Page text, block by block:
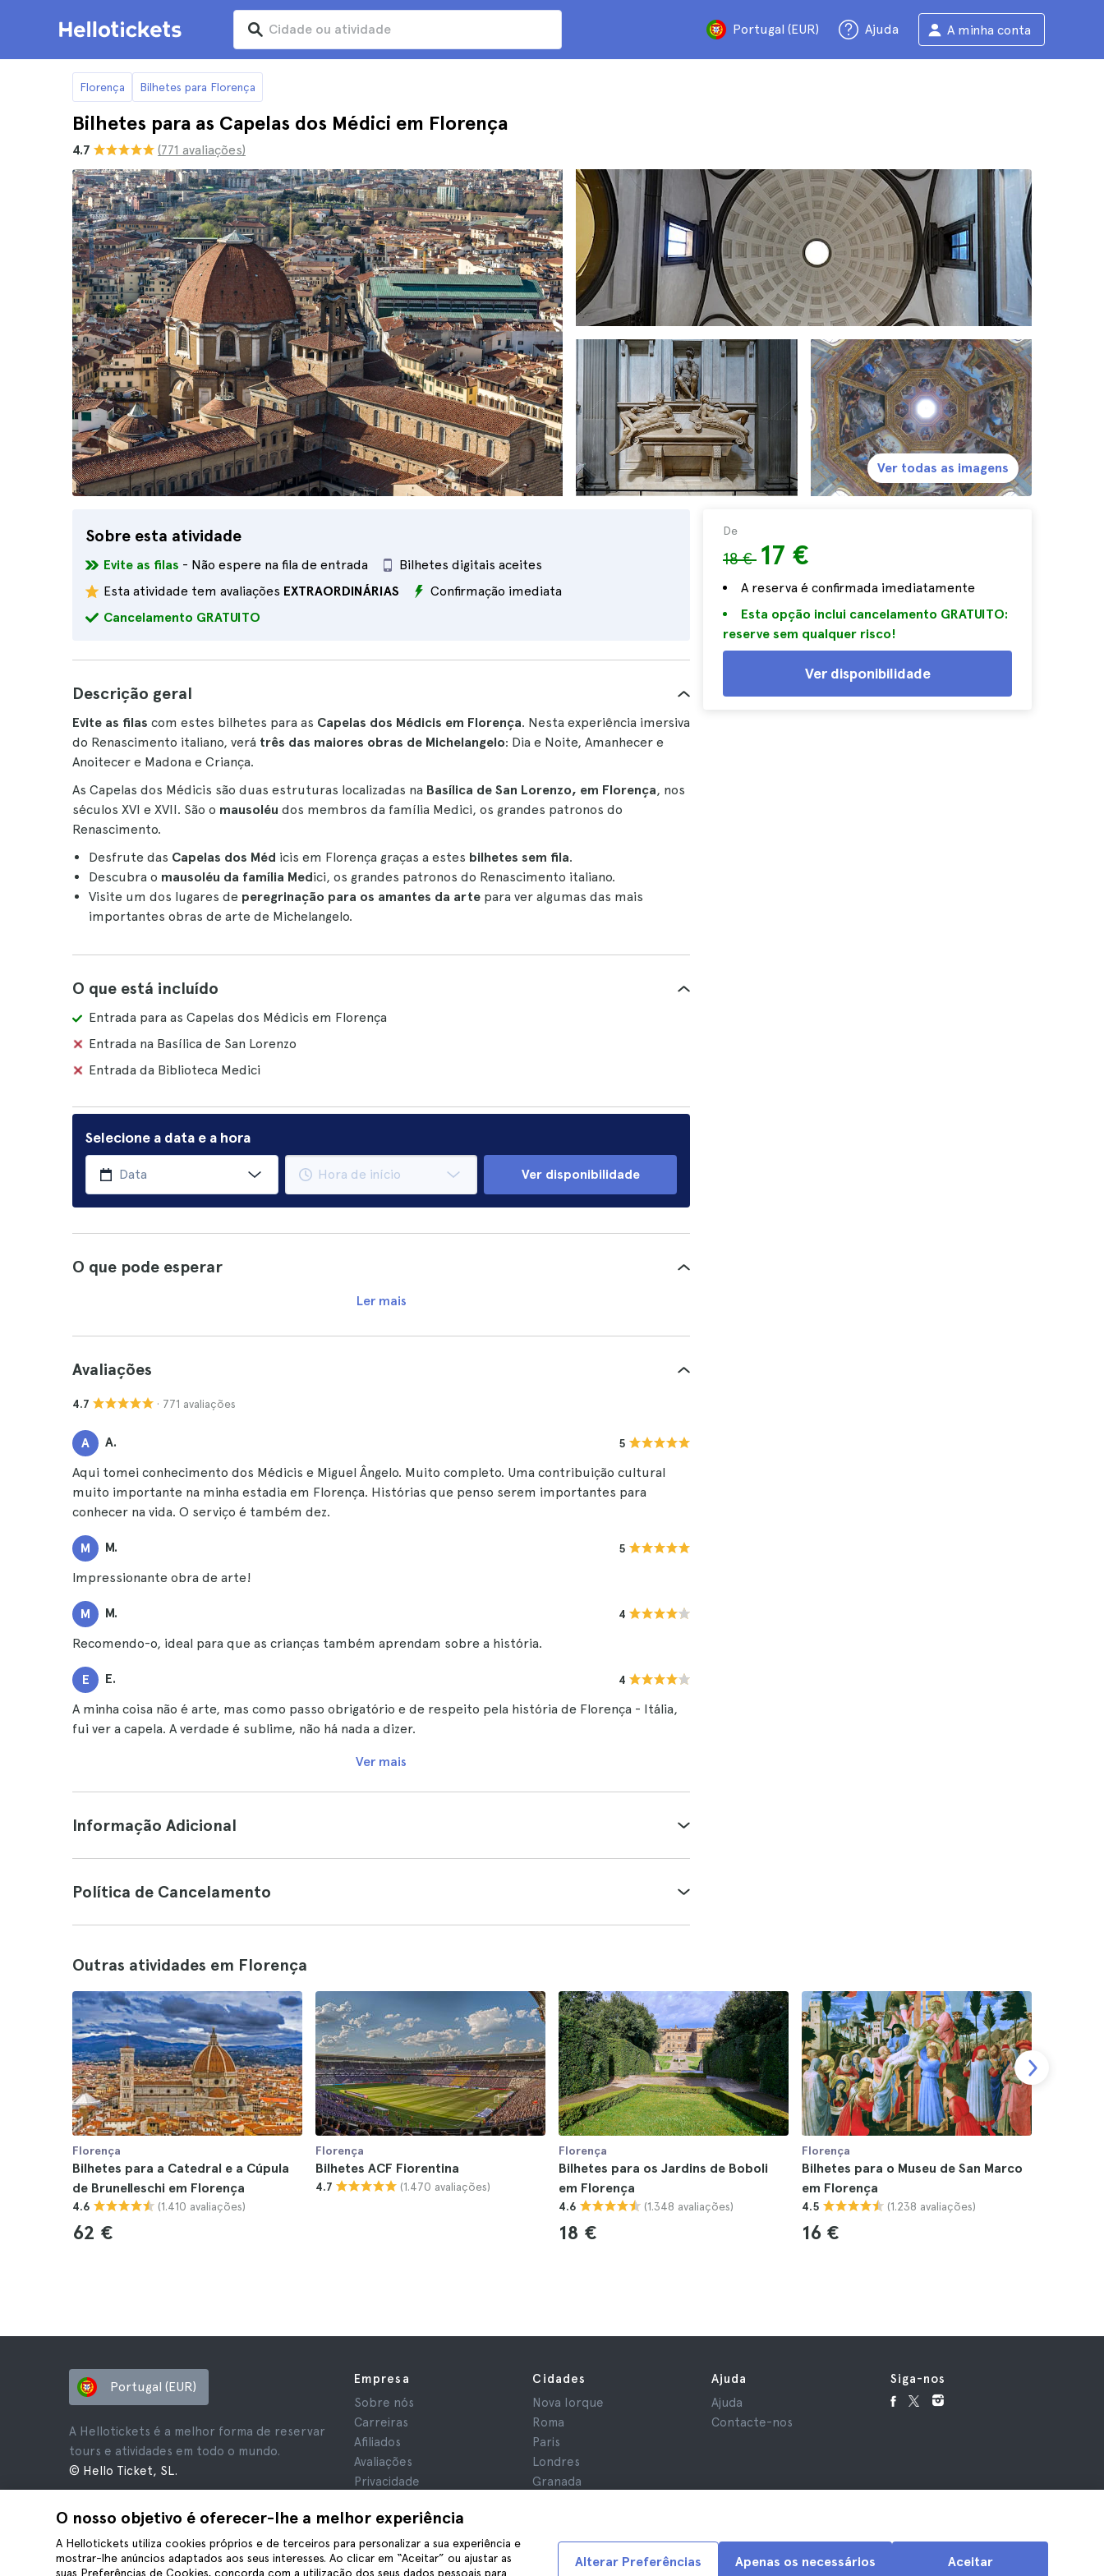
Portugal (EUR) Ajuda A minha conta
Florença Bilhetes para Florença
Bilhetes para as Capelas dos Médici em Florença
4.7 (771 avaliações)
Sobre esta atividade
Evite as filas - Não espere na fila de entrada
Bilhetes digitais aceites
Esta atividade tem avaliações EXTRAORDINÁRIAS
Confirmação imediata
Cancelamento GRATUITO
De
18 € 17 €
A reserva é confirmada imediatamente
Esta opção inclui cancelamento GRATUITO:
reserve sem qualquer risco!
Ver disponibilidade
Ver todas as imagens
Descrição geral
Evite as filas com estes bilhetes para as Capelas dos Médicis em Florença. Nesta experiência imersiva
do Renascimento italiano, verá três das maiores obras de Michelangelo: Dia e Noite, Amanhecer e
Anoitecer e Madona e Criança.
As Capelas dos Médicis são duas estruturas localizadas na Basílica de San Lorenzo, em Florença, nos
séculos XVI e XVII. São o mausoléu dos membros da família Medici, os grandes patronos do
Renascimento.
Desfrute das Capelas dos Méd icis em Florença graças a estes bilhetes sem fila.
Descubra o mausoléu da família Medici, os grandes patronos do Renascimento italiano.
Visite um dos lugares de peregrinação para os amantes da arte para ver algumas das mais
importantes obras de arte de Michelangelo.
O que está incluído
Entrada para as Capelas dos Médicis em Florença
Entrada na Basílica de San Lorenzo
Entrada da Biblioteca Medici
Selecione a data e a hora
Ver disponibilidade
O que pode esperar
Ler mais
Avaliações
4.7 · 771 avaliações
A A. 5
Aqui tomei conhecimento dos Médicis e Miguel Ângelo. Muito completo. Uma contribuição cultural
muito importante na minha estadia em Florença. Histórias que penso serem importantes para
conhecer na vida. O serviço é também dez.
M M. 5
Impressionante obra de arte!
M M. 4
Recomendo-o, ideal para que as crianças também aprendam sobre a história.
E E. 4
A minha coisa não é arte, mas como passo obrigatório e de respeito pela história de Florença - Itália,
fui ver a capela. A verdade é sublime, não há nada a dizer.
Ver mais
Informação Adicional
Política de Cancelamento
Outras atividades em Florença
Florença
Bilhetes para a Catedral e a Cúpula
de Brunelleschi em Florença
4.6 (1.410 avaliações)
62 €
Florença
Bilhetes ACF Fiorentina
4.7 (1.470 avaliações)
Florença
Bilhetes para os Jardins de Boboli
em Florença
4.6 (1.348 avaliações)
18 €
Florença
Bilhetes para o Museu de San Marco
em Florença
4.5 (1.238 avaliações)
16 €
O nosso objetivo é oferecer-lhe a melhor experiência
A Hellotickets utiliza cookies próprios e de terceiros para personalizar a sua experiência e
mostrar-lhe anúncios adaptados aos seus interesses. Ao clicar em “Aceitar” ou ajustar as
suas Preferências de Cookies, concorda com a utilização dos seus dados pessoais para
Aceitar
Apenas os necessários
Alterar Preferências
Portugal (EUR)
A Hellotickets é a melhor forma de reservar
tours e atividades em todo o mundo.
© Hello Ticket, SL.
Empresa
Sobre nós
Carreiras
Afiliados
Avaliações
Privacidade
Aviso Legal
Cookies
Cidades
Nova Iorque
Roma
Paris
Londres
Granada
Ajuda
Ajuda
Contacte-nos
Siga-nos